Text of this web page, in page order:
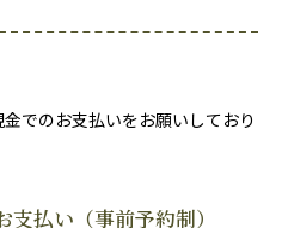
でのお支払いをお願いしており
払い（事前予約制）